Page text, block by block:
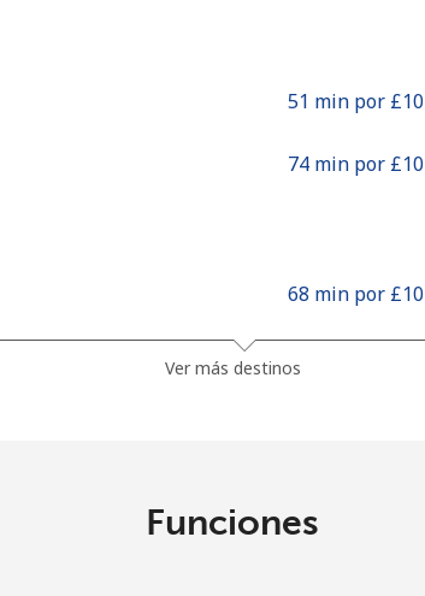
51 min por ⁦£10⁩
74 min por ⁦£10⁩
68 min por ⁦£10⁩
Ver más destinos
Funciones